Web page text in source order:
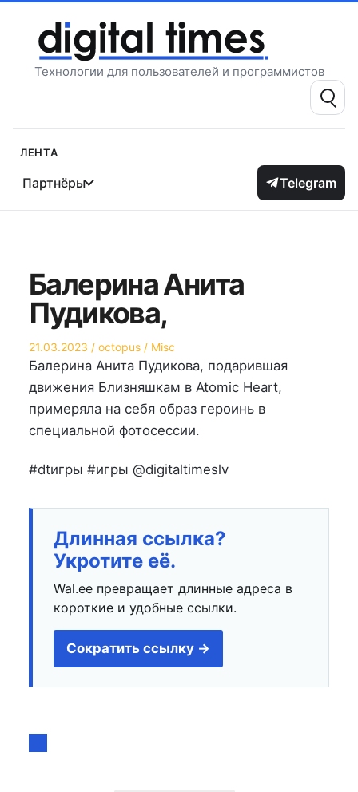
содержимому
Технологии для пользователей и программистов
Поиск:
Лента
Партнёры Telegram
Балерина Анита
Пудикова,
Опубликовано
на
21.03.2023 Автор
octopus
Опубликовано
в
Misc
Балерина Анита Пудикова, подарившая
движения Близняшкам в Atomic Heart,
примеряла на себя образ героинь в
специальной фотосессии.
#dtигры #игры @digitaltimeslv
Длинная ссылка?
Укротите её.
Wal.ee превращает длинные адреса в
короткие и удобные ссылки.
Сократить ссылку →